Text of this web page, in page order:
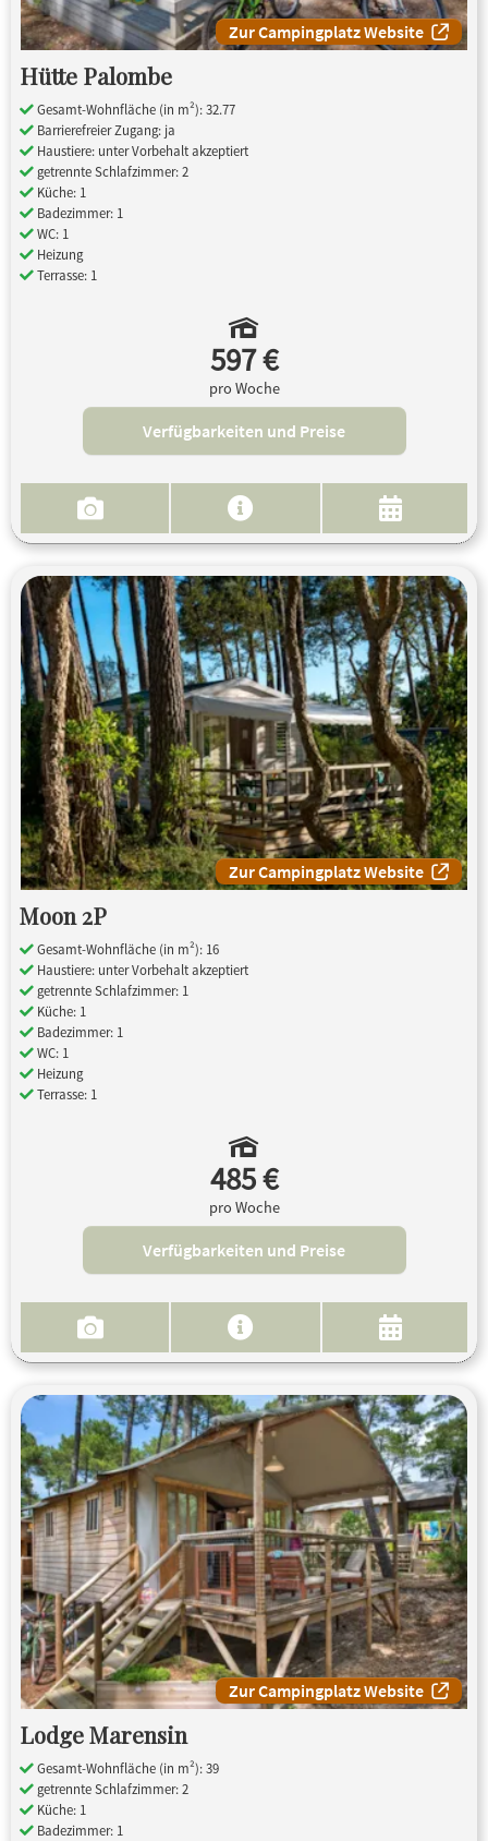
Zur Campingplatz Website
Hütte Palombe
Gesamt-Wohnfläche (in m²): 32.77
Barrierefreier Zugang: ja
Haustiere: unter Vorbehalt akzeptiert
getrennte Schlafzimmer: 2
Küche: 1
Badezimmer: 1
WC: 1
Heizung
Terrasse: 1
597 €
pro Woche
Verfügbarkeiten und Preise
Zur Campingplatz Website
Moon 2P
Gesamt-Wohnfläche (in m²): 16
Haustiere: unter Vorbehalt akzeptiert
getrennte Schlafzimmer: 1
Küche: 1
Badezimmer: 1
WC: 1
Heizung
Terrasse: 1
485 €
pro Woche
Verfügbarkeiten und Preise
Zur Campingplatz Website
Lodge Marensin
Gesamt-Wohnfläche (in m²): 39
getrennte Schlafzimmer: 2
Küche: 1
Badezimmer: 1